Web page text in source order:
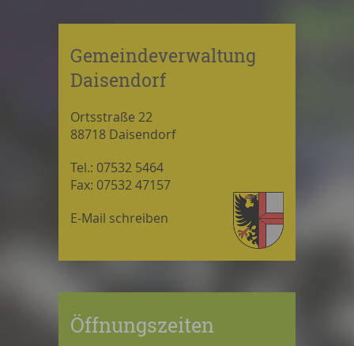
Gemeindeverwaltung
Daisendorf
Ortsstraße 22
88718 Daisendorf
Tel.: 07532 5464
Fax: 07532 47157
E-Mail schreiben
Öffnungszeiten